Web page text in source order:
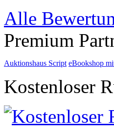
Alle
Premium
Auktionshaus Script eBookshop
Kostenloser